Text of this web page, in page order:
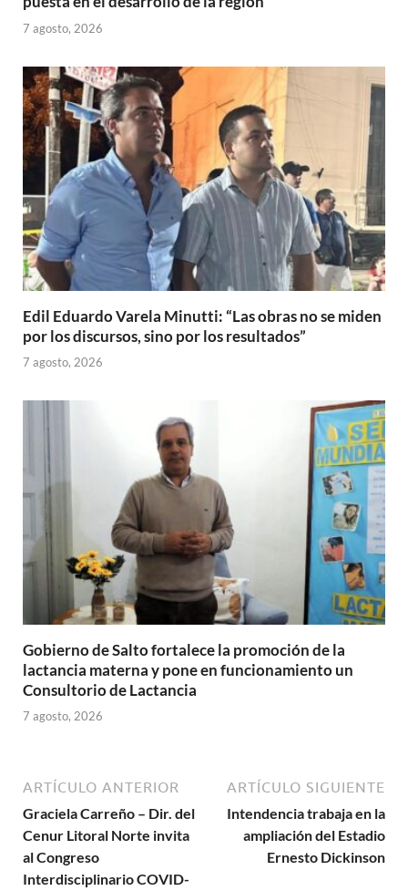
7 agosto, 2026
Edil Eduardo Varela Minutti: “Las obras no se miden
por los discursos, sino por los resultados”
7 agosto, 2026
Gobierno de Salto fortalece la promoción de la
lactancia materna y pone en funcionamiento un
Consultorio de Lactancia
7 agosto, 2026
ARTÍCULO ANTERIOR
Graciela Carreño – Dir. del
Cenur Litoral Norte invita
al Congreso
Interdisciplinario COVID-
ARTÍCULO SIGUIENTE
Intendencia trabaja en la
ampliación del Estadio
Ernesto Dickinson